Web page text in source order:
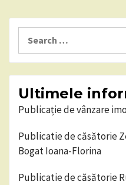
Ultimele
Publicație de vânzare
Publicatie de căsătorie
Bogat Ioana-Florina
Publicatie de căsătorie